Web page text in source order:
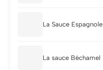
La Sauce Espagnole
La sauce Béchamel